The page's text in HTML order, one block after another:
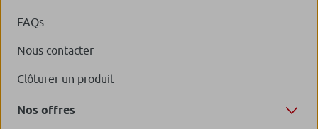
FAQs
Nous contacter
Clôturer un produit
Nos offres